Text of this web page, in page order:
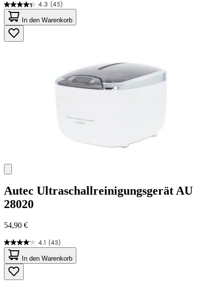
4.3 (45)
4.3
von
5
Sternen.
45
In den Warenkorb
Autec Ultraschallreinigungsgerät AU
28020
54,90 €
4.1 (43)
4.1
von
5
Sternen.
43
In den Warenkorb